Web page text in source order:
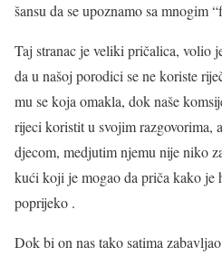
šansu da se upoznamo sa mnogim
Taj stranac je veliki pričalica, volio
da u našoj porodici se ne koriste
mu se koja omakla, dok naše
rijeci koristit u svojim razgovorima,
djecom, medjutim njemu nije niko
kući koji je mogao da priča kako je
poprijeko .
Dok bi on nas tako satima